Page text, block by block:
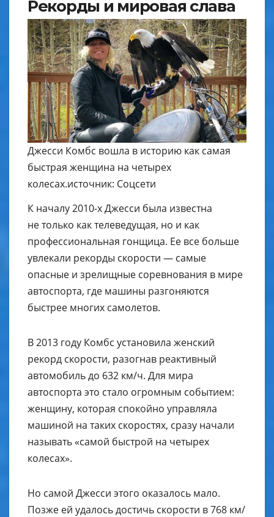
Рекорды и мировая слава
Джесси Комбс вошла в историю как самая
быстрая женщина на четырех
колесах.источник: Соцсети
К началу 2010-х Джесси была известна
не только как телеведущая, но и как
профессиональная гонщица. Ее все больше
увлекали рекорды скорости — самые
опасные и зрелищные соревнования в мире
автоспорта, где машины разгоняются
быстрее многих самолетов.
В 2013 году Комбс установила женский
рекорд скорости, разогнав реактивный
автомобиль до 632 км/ч. Для мира
автоспорта это стало огромным событием:
женщину, которая спокойно управляла
машиной на таких скоростях, сразу начали
называть «самой быстрой на четырех
колесах».
Но самой Джесси этого оказалось мало.
Позже ей удалось достичь скорости в 768 км/